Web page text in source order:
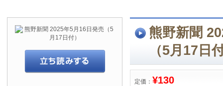
熊野新聞
（5月17日
定価： ¥130